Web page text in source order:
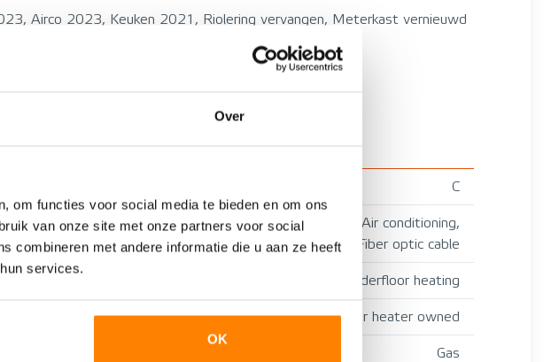
Over
om functies voor social media te bieden en om ons
van onze site met onze partners voor social
combineren met andere informatie die u aan ze heeft
services.
OK
Airco 2023, Keuken 2021, Riolering vervangen, Meterkast vernieuwd
C
Provisions
television cable, Air conditioning,
Sliding door, Fiber optic cable
Boiler, Partial underfloor heating
Boiler, Electric water heater owned
Gas